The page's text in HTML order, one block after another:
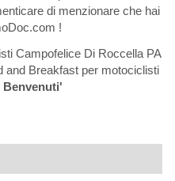
di menzionare che hai
!
Campofelice Di Roccella PA
and Breakfast per motociclisti